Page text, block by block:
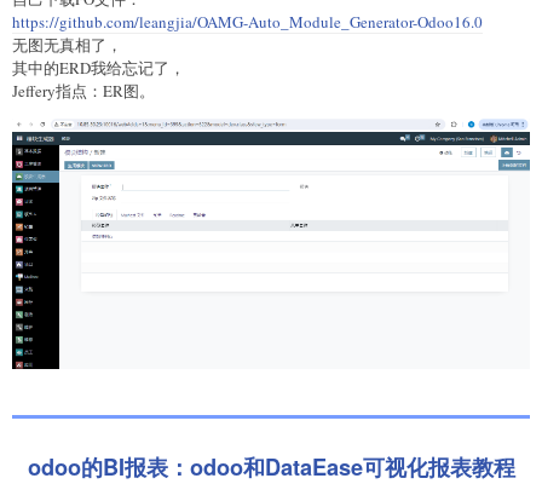
https://github.com/leangjia/OAMG-Auto_Module_Generator-Odoo16.0
无图无真相了，
其中的ERD我给忘记了，
Jeffery指点：ER图。
odoo的BI报表：odoo和DataEase可视化报表教程